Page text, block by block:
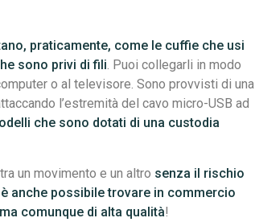
praticamente, come le cuffie che usi
sono privi di fili. Puoi collegarli in modo
o al televisore. Sono provvisti di una
l’estremità del cavo micro-USB ad
che sono dotati di una custodia
un movimento e un altro senza il rischio
è anche possibile trovare in commercio
comunque di alta qualità!